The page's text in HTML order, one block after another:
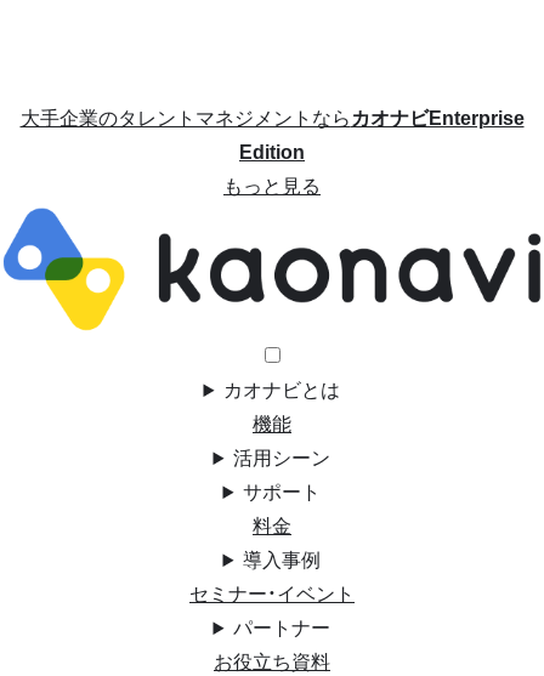
大手企業のタレントマネジメントならカオナビEnterprise
Edition
もっと見る
カオナビとは
機能
活用シーン
サポート
料金
導入事例
セミナー・イベント
パートナー
お役立ち資料